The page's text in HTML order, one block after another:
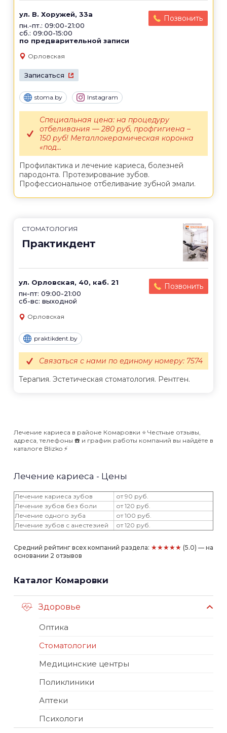
ул. В. Хоружей, 33а
пн.-пт.: 09:00-21:00
сб.: 09:00-15:00
по предварительной записи
Позвонить
Орловская
Записаться
stoma.by Instagram
Профилактика и лечение кариеса, болезней
пародонта. Протезирование зубов.
Профессиональное отбеливание зубной эмали.
Специальная цена: на процедуру
отбеливания — 280 руб, профгигиена –
150 руб! Металлокерамическая коронка
«под...
СТОМАТОЛОГИЯ
Практикдент
ул. Орловская, 40, каб. 21
пн-пт: 09:00-21:00
сб-вс: выходной
Позвонить
Орловская
praktikdent.by
Терапия. Эстетическая стоматология. Рентген.
Связаться с нами по единому номеру: 7574
Лечение кариеса в районе Комаровки ⭐️ Честные отзывы,
адреса, телефоны ☎️ и график работы компаний вы найдёте в
каталоге Blizko ⚡️
Лечение кариеса - Цены
Лечение кариеса зубов
от 90 руб.
Лечение зубов без боли
от 120 руб.
Лечение одного зуба
от 100 руб.
Лечение зубов с анестезией
от 120 руб.
Средний рейтинг всех компаний раздела: ★★★★★ (5.0) — на
основании 2 отзывов
Каталог Комаровки
Здоровье
Оптика
Стоматологии
Медицинские центры
Поликлиники
Аптеки
Психологи